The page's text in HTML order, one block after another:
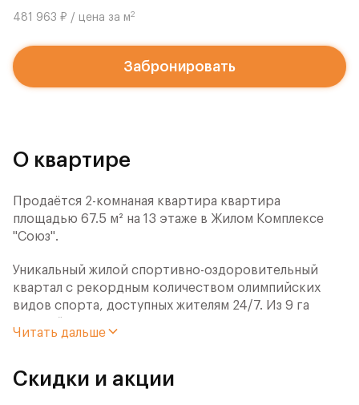
481 963 ₽ / цена за м2
Забронировать
О квартире
Продаётся 2-комнаная квартира квартира
площадью 67.5 м² на 13 этаже в Жилом Комплексе
"Союз".
Уникальный жилой спортивно-оздоровительный
квартал с рекордным количеством олимпийских
видов спорта, доступных жителям 24/7. Из 9 га
инфраструктуру. В открытом доступе у жителей
здоровья:
Читать дальше
Скидки и акции